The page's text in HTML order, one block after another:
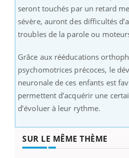
seront touchés par un retard
sévère, auront des difficultés
troubles de la parole ou
Grâce aux rééducations
psychomotrices précoces, le
neuronale de ces enfants est
permettent d’acquérir une
d’évoluer à leur rythme.
SUR LE MÊME THÈME